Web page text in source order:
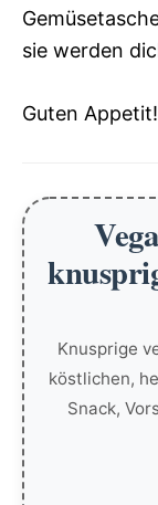
sie werden
Guten Appetit!
Knusprige
köstlichen,
Snack,